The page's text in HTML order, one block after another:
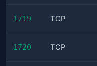
1719 TCP
1720 TCP